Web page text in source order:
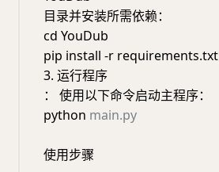
目录并安装所需依赖：
cd YouDub
pip install -r requirements.txt
3. 运行程序
： 使用以下命令启动主程序：
python main.py
使用步骤